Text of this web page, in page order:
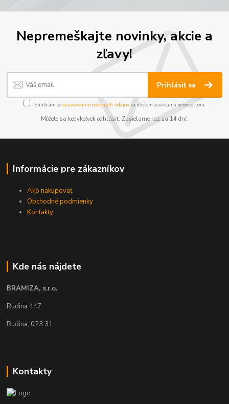
Nepremeškajte novinky, akcie a
zľavy!
Prihlásiť sa
Súhlasím sospracovaním osobných údajov za účelom zasielania newslettera.
Môžete sa kedykoľvek odhlásiť. Zasielame raz za 14 dní.
Informácie pre zákazníkov
Ako nakupovať
Obchodné podmienky
Kontakty
Kde nás nájdete
BRAMIZA, s.r.o.
Rudina 447
Rudina, 023 31
Kontakty